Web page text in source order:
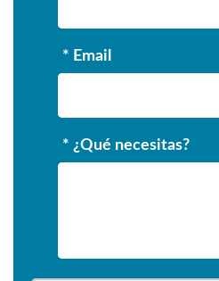
* Email
* ¿Qué necesitas?